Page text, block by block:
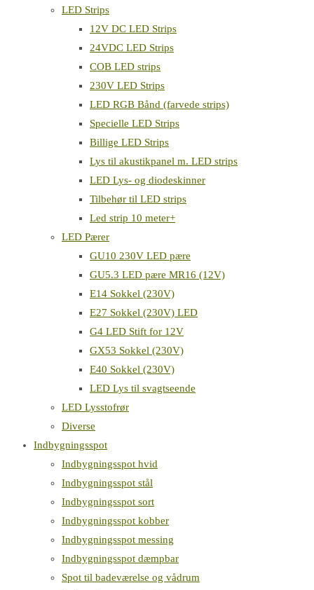
LED Strips
12V DC LED Strips
24VDC LED Strips
COB LED strips
230V LED Strips
LED RGB Bånd (farvede strips)
Specielle LED Strips
Billige LED Strips
Lys til akustikpanel m. LED strips
LED Lys- og diodeskinner
Tilbehør til LED strips
Led strip 10 meter+
LED Pærer
GU10 230V LED pære
GU5.3 LED pære MR16 (12V)
E14 Sokkel (230V)
E27 Sokkel (230V) LED
G4 LED Stift for 12V
GX53 Sokkel (230V)
E40 Sokkel (230V)
LED Lys til svagtseende
LED Lysstofrør
Diverse
Indbygningsspot
Indbygningsspot hvid
Indbygningsspot stål
Indbygningsspot sort
Indbygningsspot kobber
Indbygningsspot messing
Indbygningsspot dæmpbar
Spot til badeværelse og vådrum